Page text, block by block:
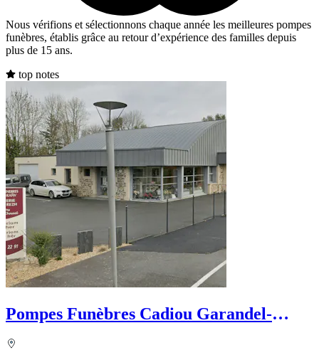
Nous vérifions et sélectionnons chaque année les meilleures pompes
funèbres, établis grâce au retour d’expérience des familles depuis
plus de 15 ans.
top notes
Pompes Funèbres Cadiou Garandel-